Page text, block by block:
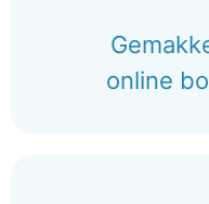
online